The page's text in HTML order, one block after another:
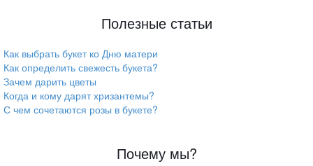
Полезные статьи
Как выбрать букет ко Дню матери
Как определить свежесть букета?
Зачем дарить цветы
Когда и кому дарят хризантемы?
С чем сочетаются розы в букете?
Почему мы?